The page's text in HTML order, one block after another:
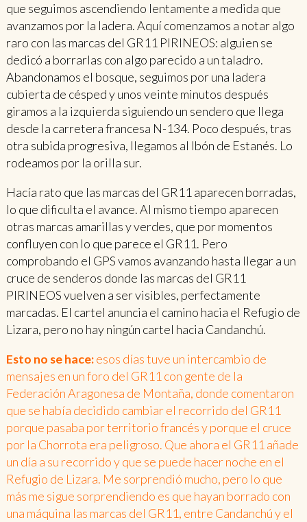
que seguimos ascendiendo lentamente a medida que
avanzamos por la ladera. Aquí comenzamos a notar algo
raro con las marcas del GR11 PIRINEOS: alguien se
dedicó a borrarlas con algo parecido a un taladro.
Abandonamos el bosque, seguimos por una ladera
cubierta de césped y unos veinte minutos después
giramos a la izquierda siguiendo un sendero que llega
desde la carretera francesa N-134. Poco después, tras
otra subida progresiva, llegamos al Ibón de Estanés. Lo
rodeamos por la orilla sur.
Hacía rato que las marcas del GR11 aparecen borradas,
lo que dificulta el avance. Al mismo tiempo aparecen
otras marcas amarillas y verdes, que por momentos
confluyen con lo que parece el GR11. Pero
comprobando el GPS vamos avanzando hasta llegar a un
cruce de senderos donde las marcas del GR11
PIRINEOS vuelven a ser visibles, perfectamente
marcadas. El cartel anuncia el camino hacia el Refugio de
Lizara, pero no hay ningún cartel hacia Candanchú.
Esto no se hace:esos días tuve un intercambio de
mensajes en un foro del GR11 con gente de la
Federación Aragonesa de Montaña, donde comentaron
que se había decidido cambiar el recorrido del GR11
porque pasaba por territorio francés y porque el cruce
por la Chorrota era peligroso. Que ahora el GR11 añade
un día a su recorrido y que se puede hacer noche en el
Refugio de Lizara. Me sorprendió mucho, pero lo que
más me sigue sorprendiendo es que hayan borrado con
una máquina las marcas del GR11, entre Candanchú y el